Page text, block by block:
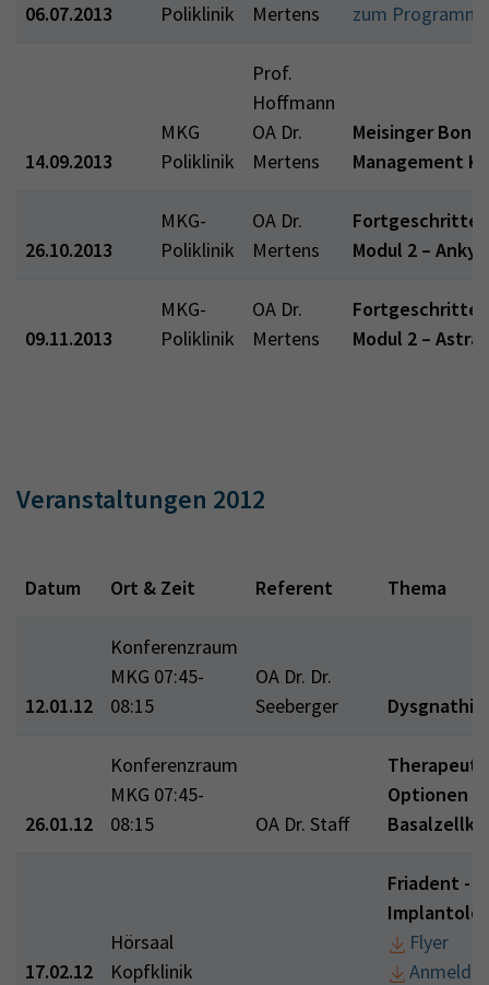
06.07.2013
Poliklinik
Mertens
zum Programm
14.09.2013
MKG
Poliklinik
Prof.
Hoffmann
OA Dr.
Mertens
Meisinger Bone
Management
26.10.2013
MKG-
Poliklinik
OA Dr.
Mertens
Modul 2 –
09.11.2013
MKG-
Poliklinik
OA Dr.
Mertens
Modul 2 – Astra
Veranstaltungen 2012
Datum Ort & Zeit Referent Thema
12.01.12
Konferenzraum
MKG 07:45-
08:15
OA Dr. Dr.
Seeberger
26.01.12
Konferenzraum
MKG 07:45-
08:15
OA Dr. Staff
Optionen
17.02.12
Hörsaal
Kopfklinik
Friadent -
Flyer